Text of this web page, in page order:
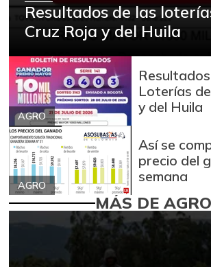
Resultados de las
Cruz Roja y del Huila
AGRO
Loterías
y del Huila
AGRO
Así se
precio del
semana
MÁS DE AGRO